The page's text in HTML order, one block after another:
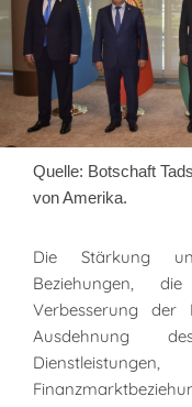
Quelle: Botschaft
von Amerika.
Die Stärkung
Beziehungen,
Verbesserung der
Ausdehnung